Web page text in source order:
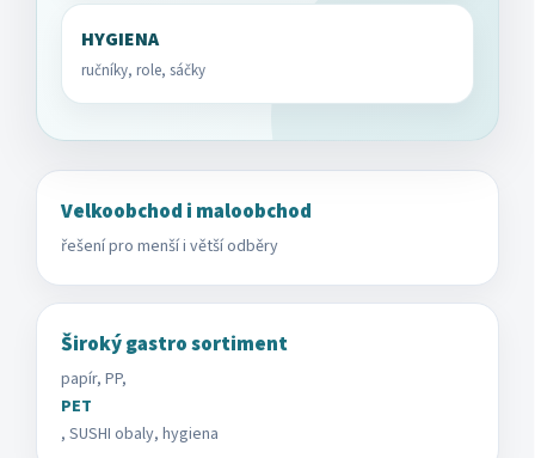
HYGIENA
ručníky, role, sáčky
Velkoobchod i maloobchod
řešení pro menší i větší odběry
Široký gastro sortiment
papír, PP,
PET
, SUSHI obaly, hygiena